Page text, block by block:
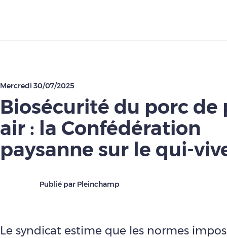
Mercredi 30/07/2025
Biosécurité du porc de
air : la Confédération
paysanne sur le qui-
Publié par Pleinchamp
Le syndicat estime que les normes